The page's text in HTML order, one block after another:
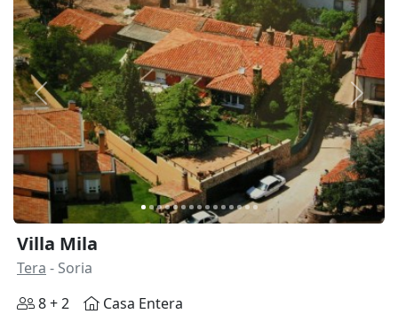
Anterior
Villa Mila
Tera - Soria
8 + 2
Casa Entera